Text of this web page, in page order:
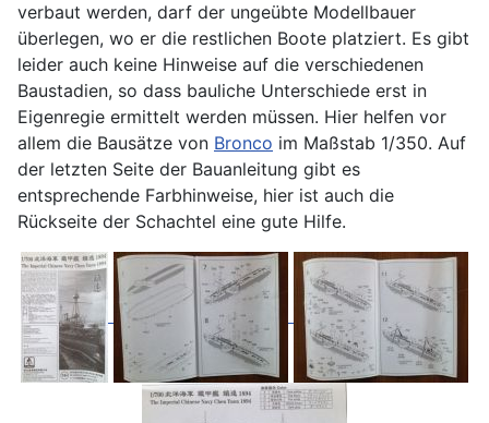
verbaut werden, darf der ungeübte Modellbauer
überlegen, wo er die restlichen Boote platziert. Es gibt
leider auch keine Hinweise auf die verschiedenen
Baustadien, so dass bauliche Unterschiede erst in
Eigenregie ermittelt werden müssen. Hier helfen vor
allem die Bausätze von Bronco im Maßstab 1/350. Auf
der letzten Seite der Bauanleitung gibt es
entsprechende Farbhinweise, hier ist auch die
Rückseite der Schachtel eine gute Hilfe.